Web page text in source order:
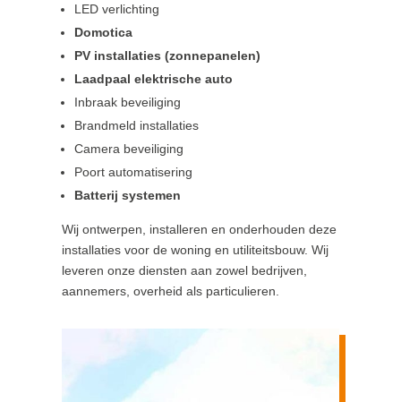
LED verlichting
Domotica
PV installaties (zonnepanelen)
Laadpaal elektrische auto
Inbraak beveiliging
Brandmeld installaties
Camera beveiliging
Poort automatisering
Batterij systemen
Wij ontwerpen, installeren en onderhouden deze
installaties voor de woning en utiliteitsbouw. Wij
leveren onze diensten aan zowel bedrijven,
aannemers, overheid als particulieren.